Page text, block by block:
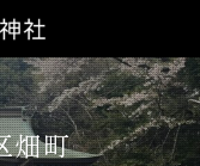
畑町